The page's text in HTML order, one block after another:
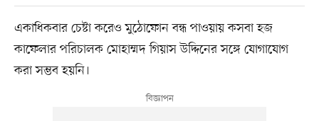
একাধিকবার চেষ্টা করেও মুঠোফোন বন্ধ পাওয়ায় কসবা হজ
কাফেলার পরিচালক মোহাম্মদ গিয়াস উদ্দিনের সঙ্গে যোগাযোগ
করা সম্ভব হয়নি।